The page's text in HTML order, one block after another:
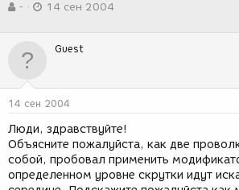
в
р
м
-
а
д
н
и
я
14 сен 2004
Guest
14 сен 2004
Люди, здравствуйте!
Объясните пожалуйста, как две
собой, пробовал применить
определенном уровне скрутки идут